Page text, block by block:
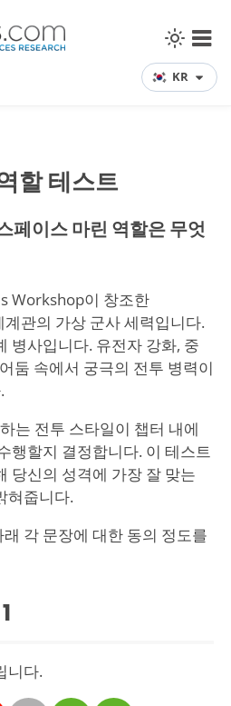
KR
할 테스트
페이스 마린 역할은 무엇
Workshop이 창조한
관의 가상 군사 세력입니다.
병사입니다. 유전자 강화, 중
둠 속에서 궁극의 전투 병력이
는 전투 스타일이 챕터 내에
행할지 결정합니다. 이 테스트
당신의 성격에 가장 잘 맞는
혀줍니다.
각 문장에 대한 동의 정도를
1
니다.